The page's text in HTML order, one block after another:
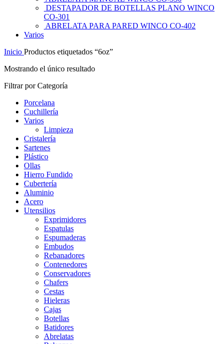
DESTAPADOR DE BOTELLAS PLANO WINCO
CO-301
ABRELATA PARA PARED WINCO CO-402
Varios
Inicio Productos etiquetados “6oz”
Mostrando el único resultado
Filtrar por Categoría
Porcelana
Cuchillería
Varios
Limpieza
Cristalería
Sartenes
Plástico
Ollas
Hierro Fundido
Cubertería
Aluminio
Acero
Utensilios
Exprimidores
Espatulas
Espumaderas
Embudos
Rebanadores
Contenedores
Conservadores
Chafers
Cestas
Hieleras
Cajas
Botellas
Batidores
Abrelatas